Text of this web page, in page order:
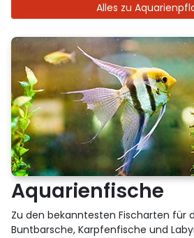
Alles zu
Aquarienfische
Zu den bekanntesten Fischarten für
Buntbarsche, Karpfenfische und